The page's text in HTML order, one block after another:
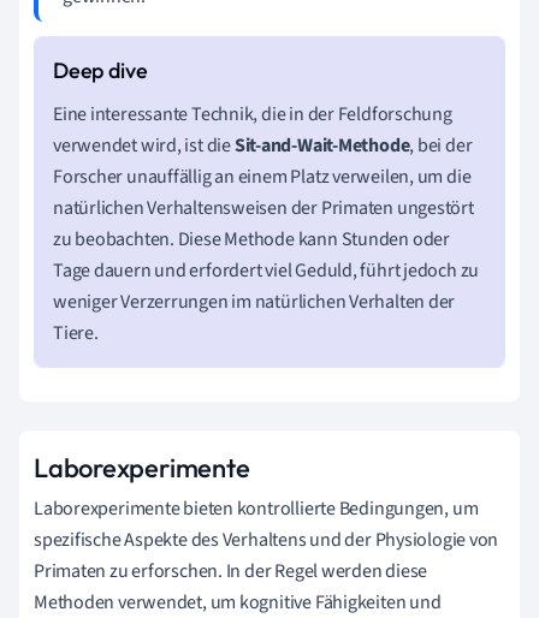
Eine interessante Technik, die in der Feldforschung
verwendet wird, ist dieSit-and-Wait-Methode, bei der
Forscher unauffällig an einem Platz verweilen, um die
natürlichen Verhaltensweisen der Primaten ungestört
zu beobachten. Diese Methode kann Stunden oder
Tage dauern und erfordert viel Geduld, führt jedoch zu
weniger Verzerrungen im natürlichen Verhalten der
Tiere.
Laborexperimente
Laborexperimente bieten kontrollierte Bedingungen, um
spezifische Aspekte des Verhaltens und der Physiologie von
Primaten zu erforschen. In der Regel werden diese
Methoden verwendet, um kognitive Fähigkeiten und